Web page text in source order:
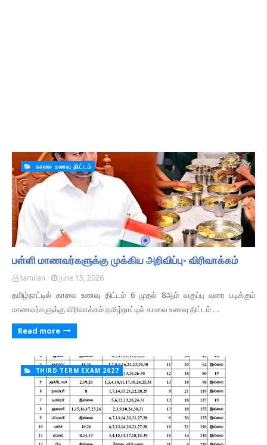
காலை உணவு திட்டம்
பள்ளி மாணவர்களுக்கு முக்கிய அறிவிப்பு- விரிவாக்கம்
tamilan June 15, 2026
தமிழ்நாட்டில் காலை உணவு திட்டம் 6 முதல் 8ஆம் வகுப்பு வரை படிக்கும்
மாணவர்களுக்கு விரிவாக்கம் தமிழ்நாட்டில் காலை உணவு திட்டம் …
Read more
THIRD TERM EXAM 2027